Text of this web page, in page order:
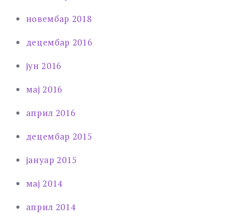
новембар 2018
децембар 2016
јун 2016
мај 2016
април 2016
децембар 2015
јануар 2015
мај 2014
април 2014